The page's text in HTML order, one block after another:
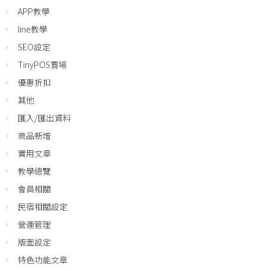
APP教學
line教學
SEO設定
TinyPOS賣場
優惠折扣
其他
匯入/匯出資料
商品新增
實用文章
教學總覽
會員相關
民宿相關設定
營運管理
版面設定
特色功能文章